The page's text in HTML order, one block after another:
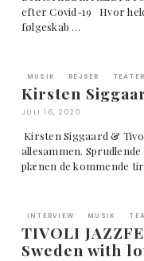
efter Covid-19 Hvor
følgeskab …
MUSIK REJSER TEATER
Kirsten
JULI 16, 2020
Kirsten Siggaard &
allesammen.
plænen de kommende
INTERVIEW MUSIK
TIVOLI
Sweden with